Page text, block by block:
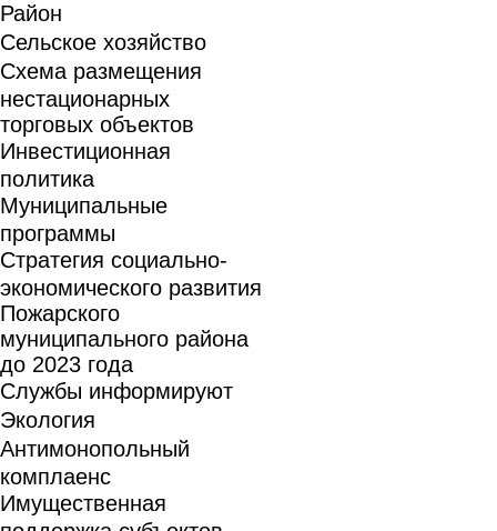
Район
Сельское хозяйство
Схема размещения
нестационарных
торговых объектов
Инвестиционная
политика
Муниципальные
программы
Стратегия социально-
экономического развития
Пожарского
муниципального района
до 2023 года
Службы информируют
Экология
Антимонопольный
комплаенс
Имущественная